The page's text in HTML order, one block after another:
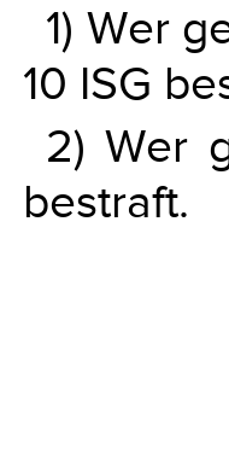
1) Wer
10 ISG
2) Wer
bestraft.